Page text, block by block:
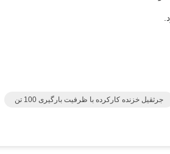
جرثقیل خزنده کارکرده با ظرفیت بارگیری 100 تن